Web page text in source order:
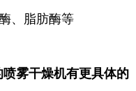
、脂肪酶等
雾干燥机有更具体的